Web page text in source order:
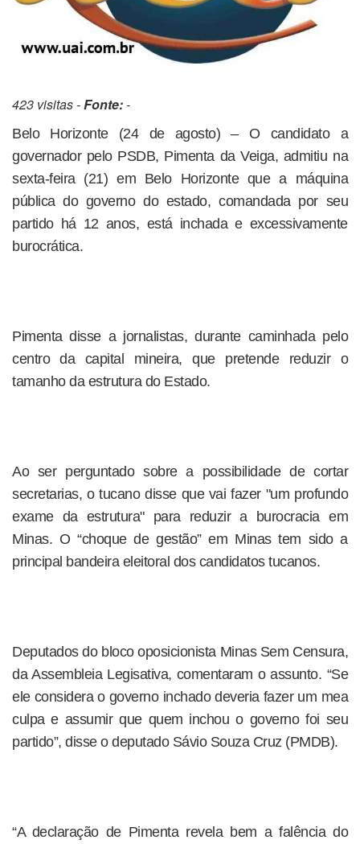
423 visitas -Fonte:-
Belo Horizonte (24 de agosto) – O candidato a
governador pelo PSDB, Pimenta da Veiga, admitiu na
sexta-feira (21) em Belo Horizonte que a máquina
pública do governo do estado, comandada por seu
partido há 12 anos, está inchada e excessivamente
burocrática.
Pimenta disse a jornalistas, durante caminhada pelo
centro da capital mineira, que pretende reduzir o
tamanho da estrutura do Estado.
Ao ser perguntado sobre a possibilidade de cortar
secretarias, o tucano disse que vai fazer "um profundo
exame da estrutura" para reduzir a burocracia em
Minas. O “choque de gestão” em Minas tem sido a
principal bandeira eleitoral dos candidatos tucanos.
Deputados do bloco oposicionista Minas Sem Censura,
da Assembleia Legisativa, comentaram o assunto. “Se
ele considera o governo inchado deveria fazer um mea
culpa e assumir que quem inchou o governo foi seu
partido”, disse o deputado Sávio Souza Cruz (PMDB).
“A declaração de Pimenta revela bem a falência do